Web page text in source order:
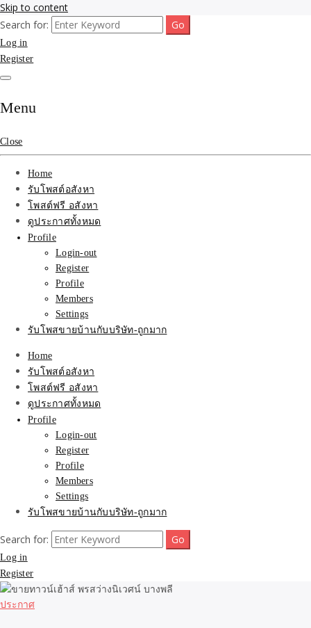
Skip to content
รับจ้างโพสขายบ้าน ที่ดิน
ติดAI SEO กับบริษัทใหญ่
รับจ้างทำโฆษณา สินค้า
บ้านที่ดิน ราคา ถูกและดี
ที่สุด บริการ โปรโมท
โฆษณารับโพสอสังหา ทีม
งาน บริํษัทใหญ่ เว็บขาย
บ้าน คุณภาพอันดับ1
SEOขายบ้าน
รับจ้างโพสขายบ้าน ที่ดิน ไม่มีค่านายหน้า กับบริษัท SEO-AI เน้นติดหน้า
แรก บริการโพสต์ โปรโมท รับจ้างทำโฆษณา ราคาถูก เว็บขายบ้าน รับโพ
สอสังหา ติดหน้าแรกกูเกิ้ล ทีมงาน บริํษัทใหญ่ รับประกันผลงาน ที่เดียวใน
Search for:
Log in
Register
Menu
Close
Home
รับโพสต์อสังหา
โพสต์ฟรี อสังหา
ดูประกาศทั้งหมด
Profile
Login-out
Register
Profile
Members
Settings
รับโพสขายบ้านกับบริษัท-ถูกมาก
Home
รับโพสต์อสังหา
โพสต์ฟรี อสังหา
ดูประกาศทั้งหมด
Profile
Login-out
Register
Profile
Members
Settings
รับโพสขายบ้านกับบริษัท-ถูกมาก
Search for:
Log in
Register
ประกาศ